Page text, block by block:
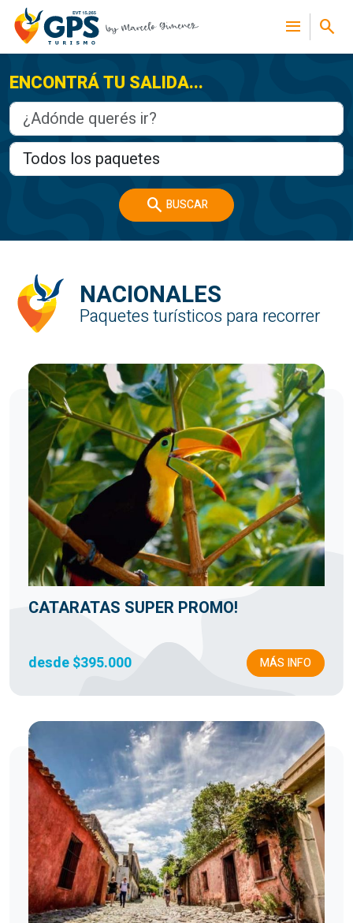
menu search
ENCONTRÁ TU SALIDA...
search BUSCAR
NACIONALES
Paquetes turísticos para recorrer
CATARATAS SUPER PROMO!
desde $395.000 MÁS INFO